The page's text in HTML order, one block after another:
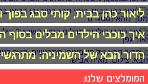
ליאור כהן בבית, קותי סבג בפוך
איך כוכבי הילדים מבלים בסוף
הדור הבא של השמיניה:
המומלצים שלנו: